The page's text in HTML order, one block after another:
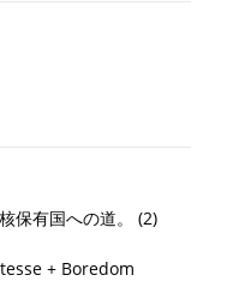
保有国への道。 (2)
+ Boredom